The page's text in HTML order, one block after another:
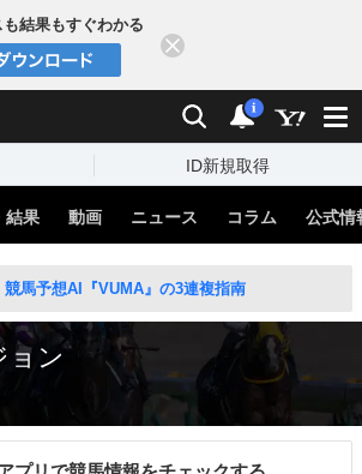
結果もすぐわかる
検索 通知
i
ID新規取得
結果 動画 ニュース コラム 公式情
競馬予想AI『VUMA』の3連複指南
ョン